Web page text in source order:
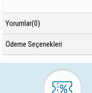
Yorumlar(0)
Ödeme Seçenekleri